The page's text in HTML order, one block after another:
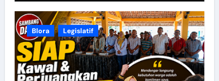
Blora Legislatif